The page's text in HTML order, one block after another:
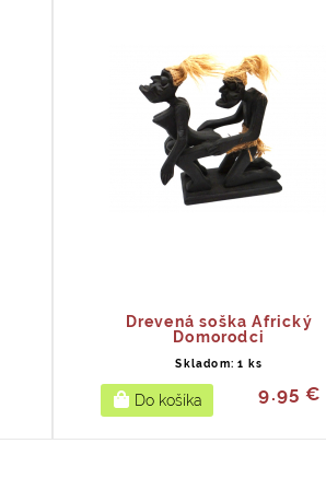
Drevená soška Africký
Domorodci
Skladom: 1 ks
9.95 €